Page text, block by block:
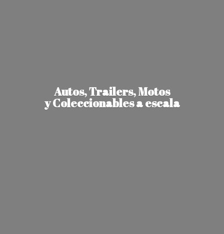
Autos, Trailers, Motos
y Coleccionablesa escala